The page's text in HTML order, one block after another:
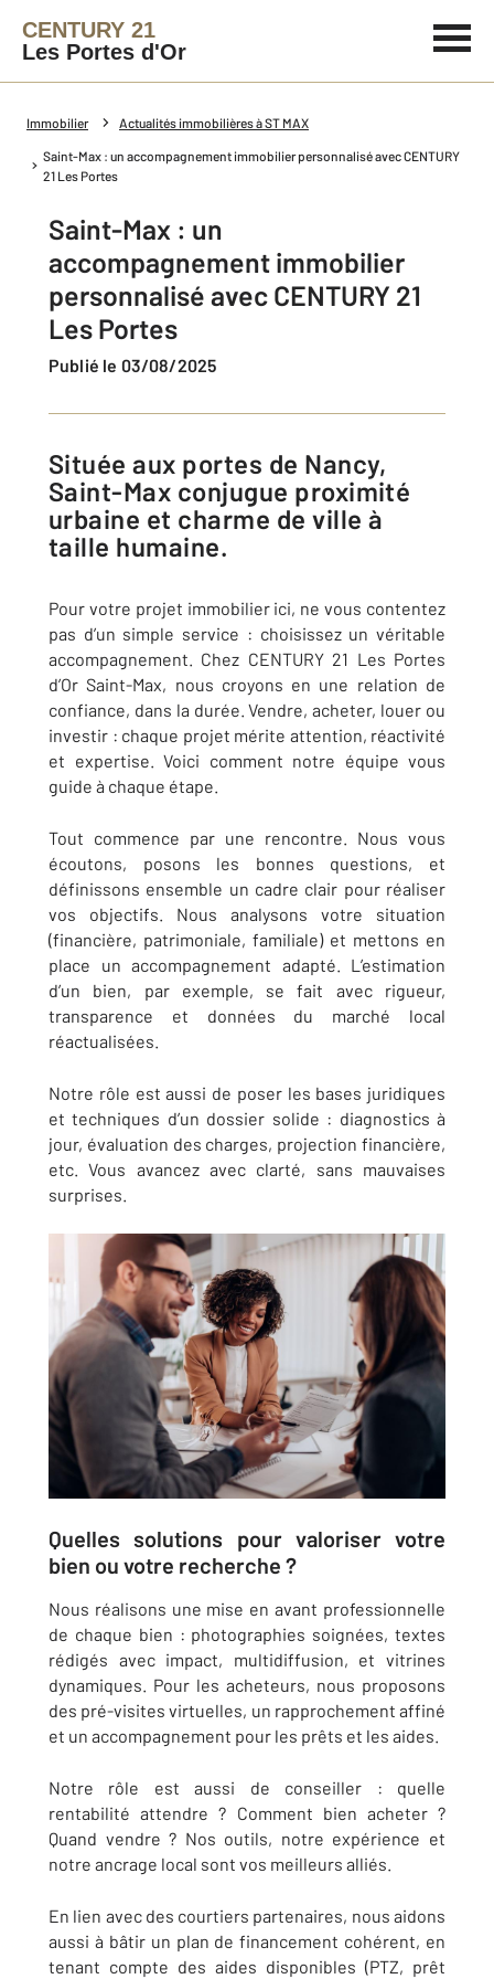
CENTURY 21
Les Portes d'Or
Immobilier Actualités immobilières à ST MAX
Saint-Max : un accompagnement immobilier personnalisé avec CENTURY
21 Les Portes
Saint-Max : un
accompagnement immobilier
personnalisé avec CENTURY 21
Les Portes
Publié le 03/08/2025
Située aux portes de Nancy,
Saint-Max conjugue proximité
urbaine et charme de ville à
taille humaine.
Pour votre projet immobilier ici, ne vous contentez
pas d’un simple service : choisissez un véritable
accompagnement. Chez CENTURY 21 Les Portes
d’Or Saint-Max, nous croyons en une relation de
confiance, dans la durée. Vendre, acheter, louer ou
investir : chaque projet mérite attention, réactivité
et expertise. Voici comment notre équipe vous
guide à chaque étape.
Tout commence par une rencontre. Nous vous
écoutons, posons les bonnes questions, et
définissons ensemble un cadre clair pour réaliser
vos objectifs. Nous analysons votre situation
(financière, patrimoniale, familiale) et mettons en
place un accompagnement adapté. L’estimation
d’un bien, par exemple, se fait avec rigueur,
transparence et données du marché local
réactualisées.
Notre rôle est aussi de poser les bases juridiques
et techniques d’un dossier solide : diagnostics à
jour, évaluation des charges, projection financière,
etc. Vous avancez avec clarté, sans mauvaises
surprises.
Quelles solutions pour valoriser votre
bien ou votre recherche ?
Nous réalisons une mise en avant professionnelle
de chaque bien : photographies soignées, textes
rédigés avec impact, multidiffusion, et vitrines
dynamiques. Pour les acheteurs, nous proposons
des pré-visites virtuelles, un rapprochement affiné
et un accompagnement pour les prêts et les aides.
Notre rôle est aussi de conseiller : quelle
rentabilité attendre ? Comment bien acheter ?
Quand vendre ? Nos outils, notre expérience et
notre ancrage local sont vos meilleurs alliés.
En lien avec des courtiers partenaires, nous aidons
aussi à bâtir un plan de financement cohérent, en
tenant compte des aides disponibles (PTZ, prêt